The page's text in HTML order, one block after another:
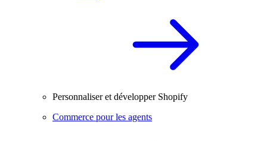
Personnaliser et développer Shopify
Commerce pour les agents